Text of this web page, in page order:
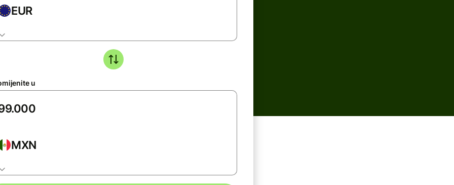
EUR
u
MXN